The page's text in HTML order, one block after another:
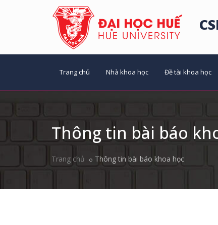
Trang chủ Nhà khoa học Đề tài khoa học
Thông tin bài báo
Trang chủ Thông tin bài báo khoa học